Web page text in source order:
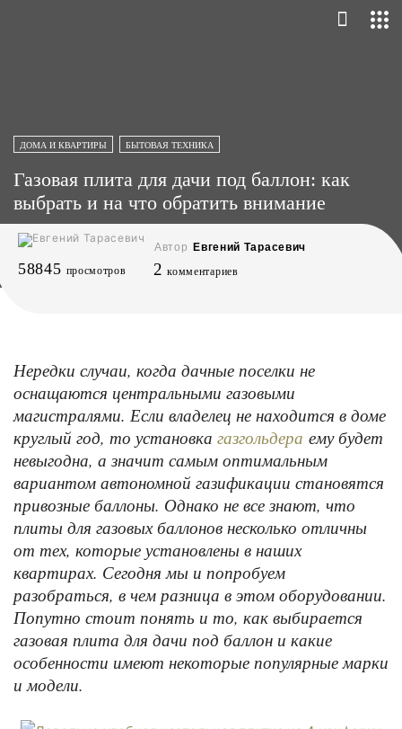
ДОМА И КВАРТИРЫ БЫТОВАЯ ТЕХНИКА
Газовая плита для дачи под баллон: как
выбрать и на что обратить внимание
Автор Евгений Тарасевич
58845 просмотров 2 комментариев
Нередки случаи, когда дачные поселки не
оснащаются центральными газовыми
магистралями. Если владелец не находится в доме
круглый год, то установка газгольдера ему будет
невыгодна, а значит самым оптимальным
вариантом автономной газификации становятся
привозные баллоны. Однако не все знают, что
плиты для газовых баллонов несколько отличны
от тех, которые установлены в наших
квартирах. Сегодня мы и попробуем
разобраться, в чем разница в этом оборудовании.
Попутно стоит понять и то, как выбирается
газовая плита для дачи под баллон и какие
особенности имеют некоторые популярные марки
и модели.